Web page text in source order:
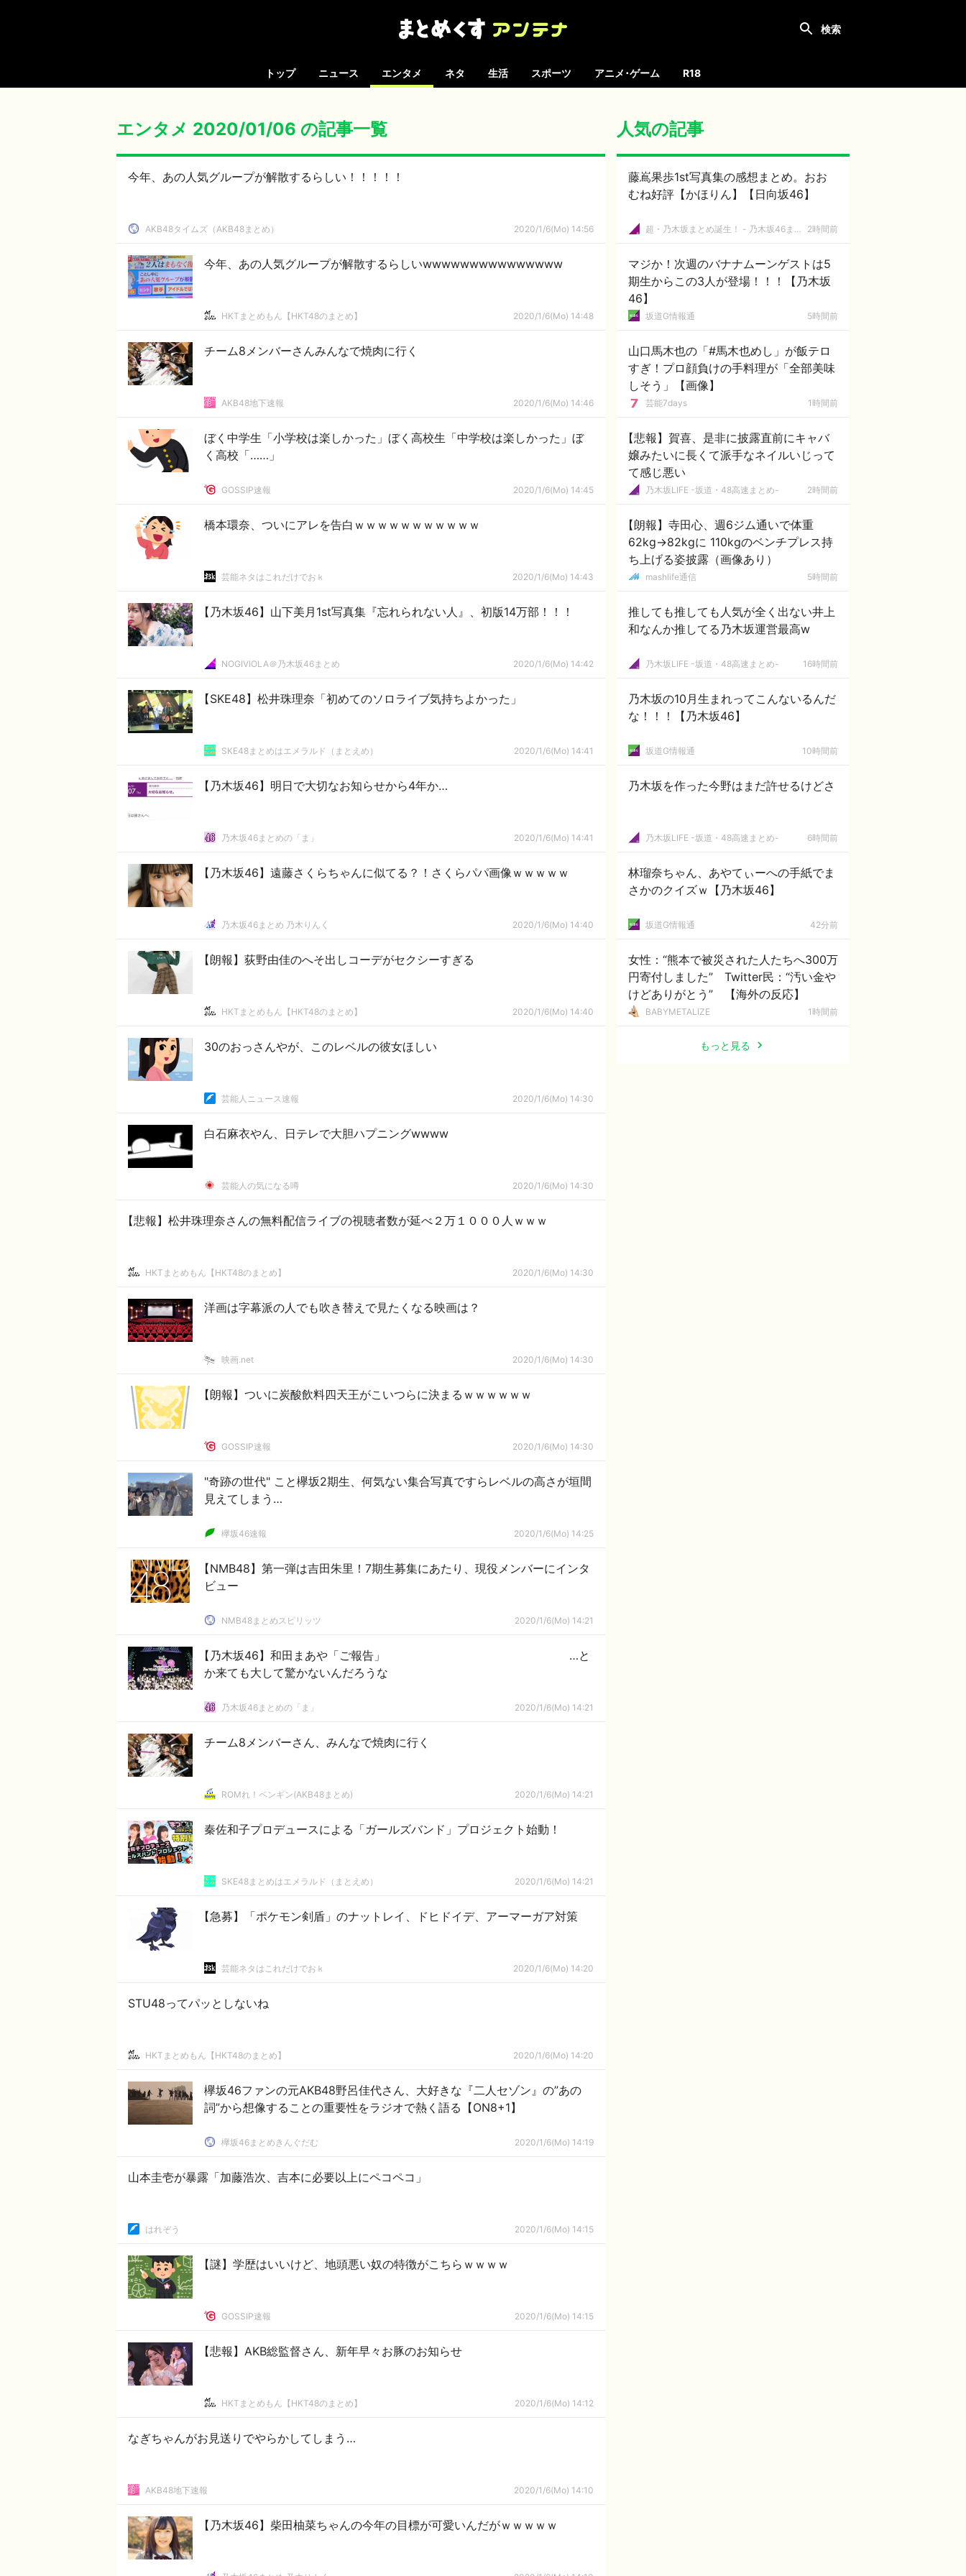
トップ ニュース エンタメ ネタ 生活 スポーツ アニメ･ゲーム R18
エンタメ 2020/01/06 の記事一覧
今年、あの人気グループが解散するらしい！！！！！
AKB48タイムズ（AKB48まとめ） 2020/1/6(Mo) 14:56
今年、あの人気グループが解散するらしいwwwwwwwwwwwwwww
HKTまとめもん【HKT48のまとめ】 2020/1/6(Mo) 14:48
チーム8メンバーさんみんなで焼肉に行く
AKB48地下速報 2020/1/6(Mo) 14:46
ぼく中学生「小学校は楽しかった」ぼく高校生「中学校は楽しかった」ぼ
く高校「……」
GOSSIP速報 2020/1/6(Mo) 14:45
橋本環奈、ついにアレを告白ｗｗｗｗｗｗｗｗｗｗｗ
芸能ネタはこれだけでおｋ 2020/1/6(Mo) 14:43
【乃木坂46】山下美月1st写真集『忘れられない人』、初版14万部！！！
NOGIVIOLA＠乃木坂46まとめ 2020/1/6(Mo) 14:42
【SKE48】松井珠理奈「初めてのソロライブ気持ちよかった」
SKE48まとめはエメラルド（まとえめ） 2020/1/6(Mo) 14:41
【乃木坂46】明日で大切なお知らせから4年か…
乃木坂46まとめの「ま」 2020/1/6(Mo) 14:41
【乃木坂46】遠藤さくらちゃんに似てる？！さくらパパ画像ｗｗｗｗｗ
乃木坂46まとめ 乃木りんく 2020/1/6(Mo) 14:40
【朗報】荻野由佳のへそ出しコーデがセクシーすぎる
HKTまとめもん【HKT48のまとめ】 2020/1/6(Mo) 14:40
30のおっさんやが、このレベルの彼女ほしい
芸能人ニュース速報 2020/1/6(Mo) 14:30
白石麻衣やん、日テレで大胆ハプニングwwww
芸能人の気になる噂 2020/1/6(Mo) 14:30
【悲報】松井珠理奈さんの無料配信ライブの視聴者数が延べ２万１０００人ｗｗｗ
HKTまとめもん【HKT48のまとめ】 2020/1/6(Mo) 14:30
洋画は字幕派の人でも吹き替えで見たくなる映画は？
映画.net 2020/1/6(Mo) 14:30
【朗報】ついに炭酸飲料四天王がこいつらに決まるｗｗｗｗｗｗ
GOSSIP速報 2020/1/6(Mo) 14:30
"奇跡の世代" こと欅坂2期生、何気ない集合写真ですらレベルの高さが垣間
見えてしまう…
欅坂46速報 2020/1/6(Mo) 14:25
【NMB48】第一弾は吉田朱里！7期生募集にあたり、現役メンバーにインタ
ビュー
NMB48まとめスピリッツ 2020/1/6(Mo) 14:21
【乃木坂46】和田まあや「ご報告」 …と
か来ても大して驚かないんだろうな
乃木坂46まとめの「ま」 2020/1/6(Mo) 14:21
チーム8メンバーさん、みんなで焼肉に行く
ROMれ！ペンギン(AKB48まとめ) 2020/1/6(Mo) 14:21
秦佐和子プロデュースによる「ガールズバンド」プロジェクト始動！
SKE48まとめはエメラルド（まとえめ） 2020/1/6(Mo) 14:21
【急募】「ポケモン剣盾」のナットレイ、ドヒドイデ、アーマーガア対策
芸能ネタはこれだけでおｋ 2020/1/6(Mo) 14:20
STU48ってパッとしないね
HKTまとめもん【HKT48のまとめ】 2020/1/6(Mo) 14:20
欅坂46ファンの元AKB48野呂佳代さん、大好きな『二人セゾン』の”あの
詞”から想像することの重要性をラジオで熱く語る【ON8+1】
欅坂46まとめきんぐだむ 2020/1/6(Mo) 14:19
山本圭壱が暴露「加藤浩次、吉本に必要以上にペコペコ」
はれぞう 2020/1/6(Mo) 14:15
【謎】学歴はいいけど、地頭悪い奴の特徴がこちらｗｗｗｗ
GOSSIP速報 2020/1/6(Mo) 14:15
【悲報】AKB総監督さん、新年早々お豚のお知らせ
HKTまとめもん【HKT48のまとめ】 2020/1/6(Mo) 14:12
なぎちゃんがお見送りでやらかしてしまう…
AKB48地下速報 2020/1/6(Mo) 14:10
【乃木坂46】柴田柚菜ちゃんの今年の目標が可愛いんだがｗｗｗｗｗ
人気の記事
藤嶌果歩1st写真集の感想まとめ。おお
むね好評【かほりん】【日向坂46】
超・乃木坂まとめ誕生！ - 乃木坂46まとめ 2時間前
マジか！次週のバナナムーンゲストは5
期生からこの3人が登場！！！【乃木坂
46】
坂道G情報通 5時間前
山口馬木也の「#馬木也めし」が飯テロ
すぎ！プロ顔負けの手料理が「全部美味
しそう」【画像】
芸能7days 1時間前
【悲報】賀喜、是非に披露直前にキャバ
嬢みたいに長くて派手なネイルいじって
て感じ悪い
乃木坂LIFE -坂道・48高速まとめ- 2時間前
【朗報】寺田心、週6ジム通いで体重
62kg→82kgに 110kgのベンチプレス持
ち上げる姿披露（画像あり）
mashlife通信 5時間前
推しても推しても人気が全く出ない井上
和なんか推してる乃木坂運営最高w
乃木坂LIFE -坂道・48高速まとめ- 16時間前
乃木坂の10月生まれってこんないるんだ
な！！！【乃木坂46】
坂道G情報通 10時間前
乃木坂を作った今野はまだ許せるけどさ
乃木坂LIFE -坂道・48高速まとめ- 6時間前
林瑠奈ちゃん、あやてぃーへの手紙でま
さかのクイズｗ【乃木坂46】
坂道G情報通 42分前
女性：“熊本で被災された人たちへ300万
円寄付しました” Twitter民：“汚い金や
けどありがとう” 【海外の反応】
BABYMETALIZE 1時間前
もっと見る